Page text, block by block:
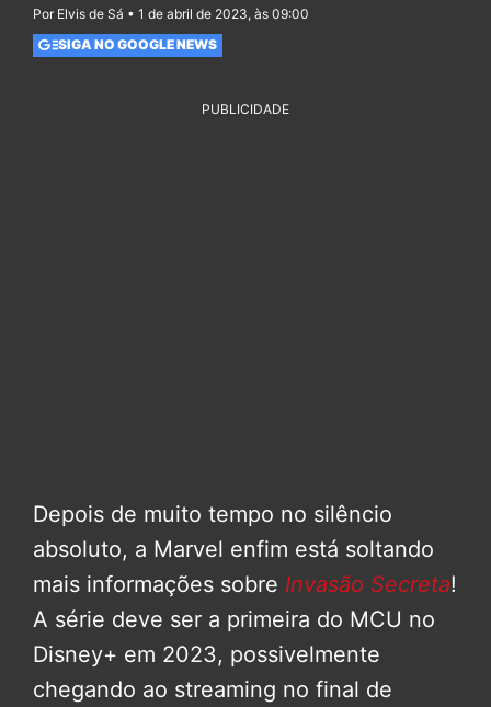
Por Elvis de Sá • 1 de abril de 2023, às 09:00
SIGA NO GOOGLE NEWS
PUBLICIDADE
Depois de muito tempo no silêncio
absoluto, a Marvel enfim está soltando
mais informações sobre Invasão Secreta!
A série deve ser a primeira do MCU no
Disney+ em 2023, possivelmente
chegando ao streaming no final de